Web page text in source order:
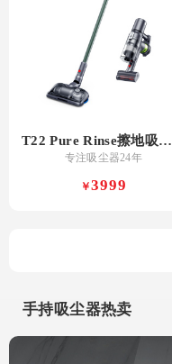
T22 Pure Rinse擦地吸尘器
专注吸尘器24年
￥3999
手持吸尘器热卖